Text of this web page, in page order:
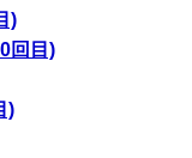
)
回目)
)